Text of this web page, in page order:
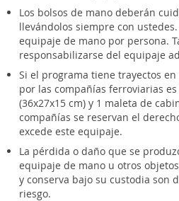
Los bolsos de mano deberán
llevándolos siempre con
equipaje de mano por persona.
responsabilizarse del equipaje
Si el programa tiene trayectos
por las compañías ferroviarias
(36x27x15 cm) y 1 maleta de
compañías se reservan el
excede este equipaje.
La pérdida o daño que se
equipaje de mano u otros
y conserva bajo su custodia son
riesgo.